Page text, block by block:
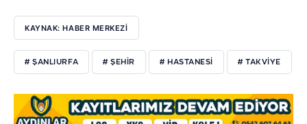
KAYNAK: HABER MERKEZİ
# ŞANLIURFA # ŞEHİR # HASTANESİ # TAKVİYE